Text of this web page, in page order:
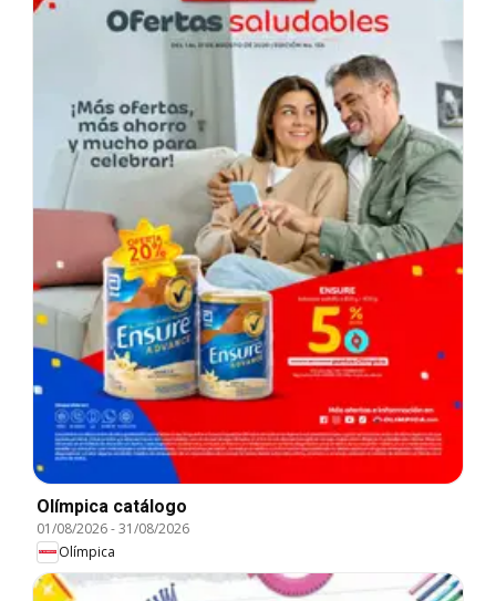
Olímpica catálogo
01/08/2026-31/08/2026
Olímpica